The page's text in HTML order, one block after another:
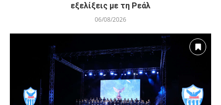
εξελίξεις με τη Ρεάλ
06/08/2026